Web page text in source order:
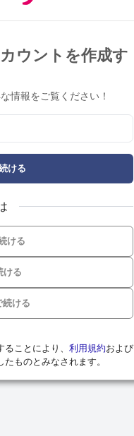
ウントを作成す
情報をご覧ください！
ける
ける
ける
続ける
ことにより、 利用規約および
たものとみなされます。